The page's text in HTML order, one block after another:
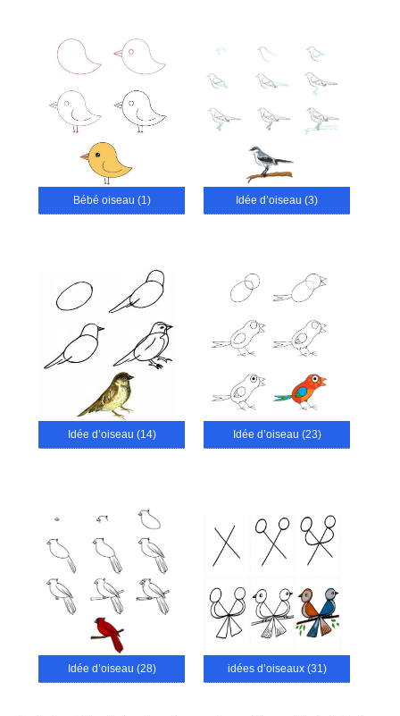
Bébé oiseau (1) Idée d’oiseau (3)
Idée d’oiseau (14) Idée d’oiseau (23)
Idée d’oiseau (28) idées d’oiseaux (31)